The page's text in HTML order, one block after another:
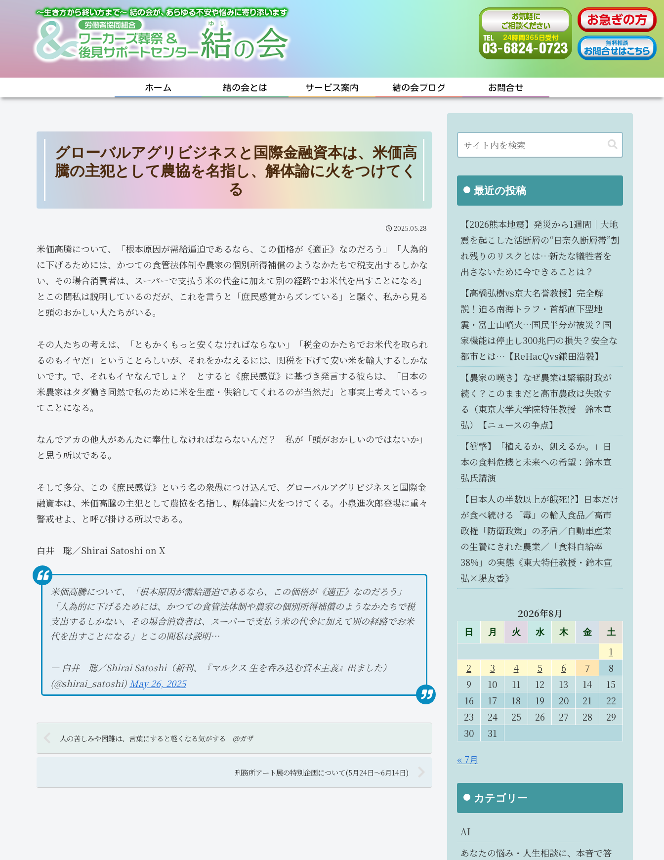
ホーム 結の会とは サービス案内 結の会ブログ お問合せ
グローバルアグリビジネスと国際金融資本は、米価高
騰の主犯として農協を名指し、解体論に火をつけてく
る
2025.05.28
米価高騰について、「根本原因が需給逼迫であるなら、この価格が《適正》なのだろう」「人為的
に下げるためには、かつての食管法体制や農家の個別所得補償のようなかたちで税支出するしかな
い、その場合消費者は、スーパーで支払う米の代金に加えて別の経路でお米代を出すことになる」
とこの間私は説明しているのだが、これを言うと「庶民感覚からズレている」と騒ぐ、私から見る
と頭のおかしい人たちがいる。
その人たちの考えは、「ともかくもっと安くなければならない」「税金のかたちでお米代を取られ
るのもイヤだ」ということらしいが、それをかなえるには、関税を下げて安い米を輸入するしかな
いです。で、それもイヤなんでしょ？ とすると《庶民感覚》に基づき発言する彼らは、「日本の
米農家はタダ働き同然で私のために米を生産・供給してくれるのが当然だ」と事実上考えているっ
てことになる。
なんでアカの他人があんたに奉仕しなければならないんだ？ 私が「頭がおかしいのではないか」
と思う所以である。
そして多分、この《庶民感覚》という名の衆愚につけ込んで、グローバルアグリビジネスと国際金
融資本は、米価高騰の主犯として農協を名指し、解体論に火をつけてくる。小泉進次郎登場に重々
警戒せよ、と呼び掛ける所以である。
白井 聡／Shirai Satoshi on X
米価高騰について、「根本原因が需給逼迫であるなら、この価格が《適正》なのだろう」
「人為的に下げるためには、かつての食管法体制や農家の個別所得補償のようなかたちで税
支出するしかない、その場合消費者は、スーパーで支払う米の代金に加えて別の経路でお米
代を出すことになる」とこの間私は説明…
— 白井 聡／Shirai Satoshi（新刊、『マルクス 生を呑み込む資本主義』出ました）
(@shirai_satoshi) May 26, 2025
人の苦しみや困難は、言葉にすると軽くなる気がする ＠ガザ
刑務所アート展の特別企画について(5月24日〜6月14日)
最近の投稿
【2026熊本地震】発災から1週間｜大地
震を起こした活断層の“日奈久断層帯”割
れ残りのリスクとは…新たな犠牲者を
出さないために今できることは？
【高橋弘樹vs京大名誉教授】完全解
説！迫る南海トラフ・首都直下型地
震・富士山噴火…国民半分が被災？国
家機能は停止し300兆円の損失？安全な
都市とは…【ReHacQvs鎌田浩毅】
【農家の嘆き】なぜ農業は緊縮財政が
続く？このままだと高市農政は失敗す
る（東京大学大学院特任教授 鈴木宣
弘）【ニュースの争点】
【衝撃】「植えるか、飢えるか。」日
本の食料危機と未来への希望：鈴木宣
弘氏講演
【日本人の半数以上が餓死!?】日本だけ
が食べ続ける「毒」の輸入食品／高市
政権「防衛政策」の矛盾／自動車産業
の生贄にされた農業／「食料自給率
38%」の実態《東大特任教授・鈴木宣
弘×堤友香》
2026年8月
日 月 火 水 木 金 土
1
2
3 4 5 6 7
8
9
10 11 12 13 14
15
16
17 18 19 20 21
22
23
24 25 26 27 28
29
30
31
« 7月
カテゴリー
AI
あなたの悩み・人生相談に、本音で答